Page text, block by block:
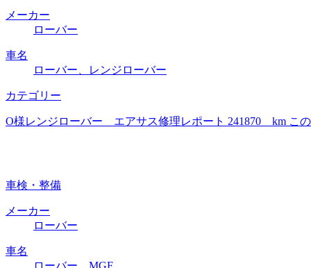
メーカー
ローバー
車名
ローバー、レンジローバー
カテゴリー
O様レンジローバー エアサス修理レポート 241870 km こ
車検・整備
メーカー
ローバー
車名
ローバー、MGF